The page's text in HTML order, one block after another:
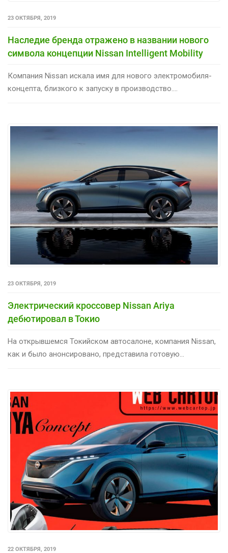
23 ОКТЯБРЯ, 2019
Наследие бренда отражено в названии нового
символа концепции Nissan Intelligent Mobility
Компания Nissan искала имя для нового электромобиля-
концепта, близкого к запуску в производство....
23 ОКТЯБРЯ, 2019
Электрический кроссовер Nissan Ariya
дебютировал в Токио
На открывшемся Токийском автосалоне, компания Nissan,
как и было анонсировано, представила готовую...
22 ОКТЯБРЯ, 2019